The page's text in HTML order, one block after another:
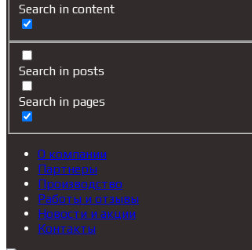
Search in content
Search in posts
Search in pages
О компании
Партнеры
Производство
Работы и отзывы
Новости и акции
Контакты